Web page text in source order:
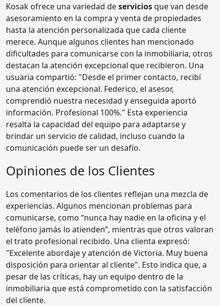
Kosak ofrece una variedad deserviciosque van desde
asesoramiento en la compra y venta de propiedades
hasta la atención personalizada que cada cliente
merece. Aunque algunos clientes han mencionado
dificultades para comunicarse con la inmobiliaria, otros
destacan la atención excepcional que recibieron. Una
usuaria compartió: "Desde el primer contacto, recibí
una atención excepcional. Federico, el asesor,
comprendió nuestra necesidad y enseguida aportó
información. Profesional 100%." Esta experiencia
resalta la capacidad del equipo para adaptarse y
brindar un servicio de calidad, incluso cuando la
comunicación puede ser un desafío.
Opiniones de los Clientes
Los comentarios de los clientes reflejan una mezcla de
experiencias. Algunos mencionan problemas para
comunicarse, como “nunca hay nadie en la oficina y el
teléfono jamás lo atienden”, mientras que otros valoran
el trato profesional recibido. Una clienta expresó:
"Excelente abordaje y atención de Victoria. Muy buena
disposición para orientar al cliente". Esto indica que, a
pesar de las críticas, hay un equipo dentro de la
inmobiliaria que está comprometido con la satisfacción
del cliente.